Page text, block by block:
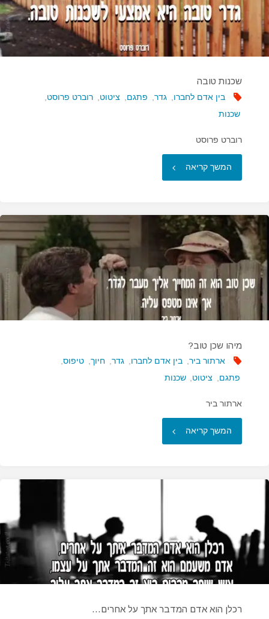
שאתה
נותן
לי…"
שכנות טובה
בין אדם לחברו גדר פתגם ציטוט רוברט פרוסט
שכנות
רוברט פרוסט
המשך קריאה "שכנות
מיהו שכן טוב?
ארתור ביר בין אדם לחברו גדר חיוך, טיפוס,
פתגם
ציטוט שכנות
ארתור ביר
המשך קריאה "מיהו
רכלן הוא אדם המדבר אתך על אחרים…